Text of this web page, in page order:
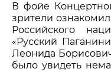
В фойе
зрители
Российского
«Русский
Леонида
было увидеть